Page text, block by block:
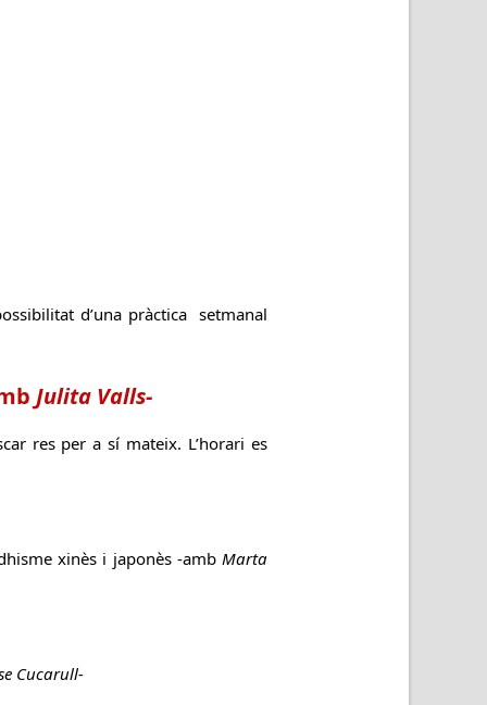
d’una pràctica setmanal
Julita Valls-
res per a sí mateix. L’horari es
xinès i japonès -ambMarta
Cucarull-